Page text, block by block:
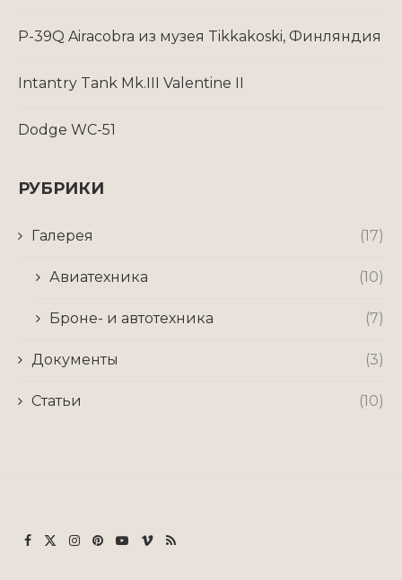
P-39Q Airacobra из музея Tikkakoski, Финляндия
Intantry Tank Mk.III Valentine II
Dodge WC-51
РУБРИКИ
Галерея (17)
Авиатехника (10)
Броне- и автотехника (7)
Документы (3)
Статьи (10)